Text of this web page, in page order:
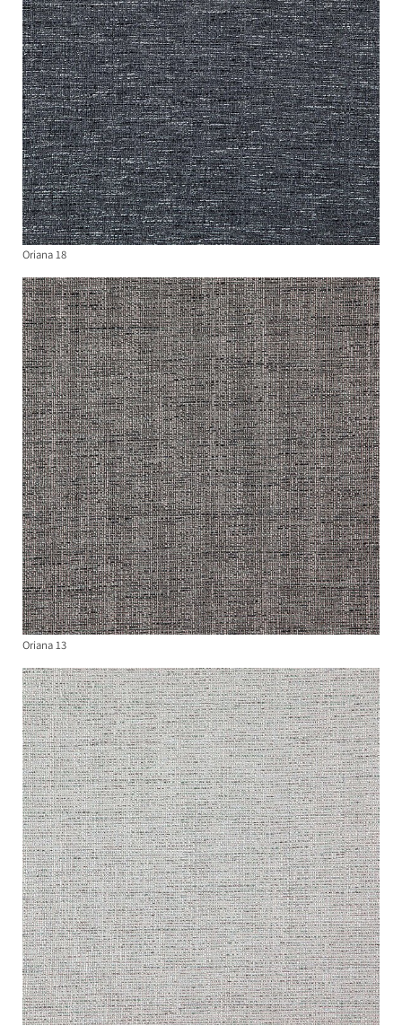
Oriana 18
Oriana 13